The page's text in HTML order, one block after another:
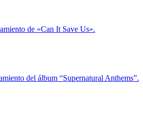
de «Can It Save Us».
del álbum “Supernatural Anthems”.